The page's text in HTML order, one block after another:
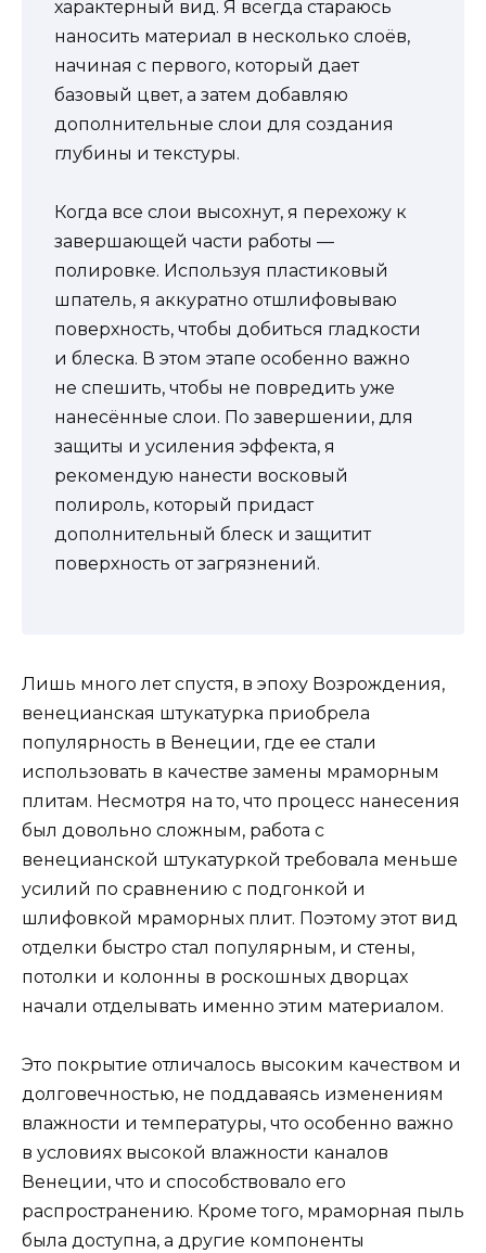
характерный вид. Я всегда стараюсь
наносить материал в несколько слоёв,
начиная с первого, который дает
базовый цвет, а затем добавляю
дополнительные слои для создания
глубины и текстуры.
Когда все слои высохнут, я перехожу к
завершающей части работы —
полировке. Используя пластиковый
шпатель, я аккуратно отшлифовываю
поверхность, чтобы добиться гладкости
и блеска. В этом этапе особенно важно
не спешить, чтобы не повредить уже
нанесённые слои. По завершении, для
защиты и усиления эффекта, я
рекомендую нанести восковый
полироль, который придаст
дополнительный блеск и защитит
поверхность от загрязнений.
Лишь много лет спустя, в эпоху Возрождения,
венецианская штукатурка приобрела
популярность в Венеции, где ее стали
использовать в качестве замены мраморным
плитам. Несмотря на то, что процесс нанесения
был довольно сложным, работа с
венецианской штукатуркой требовала меньше
усилий по сравнению с подгонкой и
шлифовкой мраморных плит. Поэтому этот вид
отделки быстро стал популярным, и стены,
потолки и колонны в роскошных дворцах
начали отделывать именно этим материалом.
Это покрытие отличалось высоким качеством и
долговечностью, не поддаваясь изменениям
влажности и температуры, что особенно важно
в условиях высокой влажности каналов
Венеции, что и способствовало его
распространению. Кроме того, мраморная пыль
была доступна, а другие компоненты